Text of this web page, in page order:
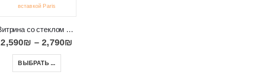
Витрина со стеклом и дверью с деревянной вставкой Paris 010
2,590₪ –2,790₪
ВЫБРАТЬ ...